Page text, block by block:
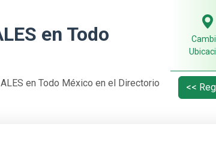
en Todo
en Todo México en el Directorio
<<